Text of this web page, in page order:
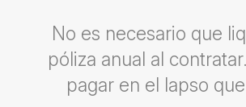
No es necesario que
póliza anual al
pagar en el lapso